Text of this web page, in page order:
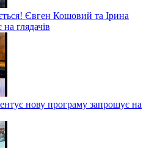
Євген Кошовий та Ірина
глядачів
нову програму запрошує на